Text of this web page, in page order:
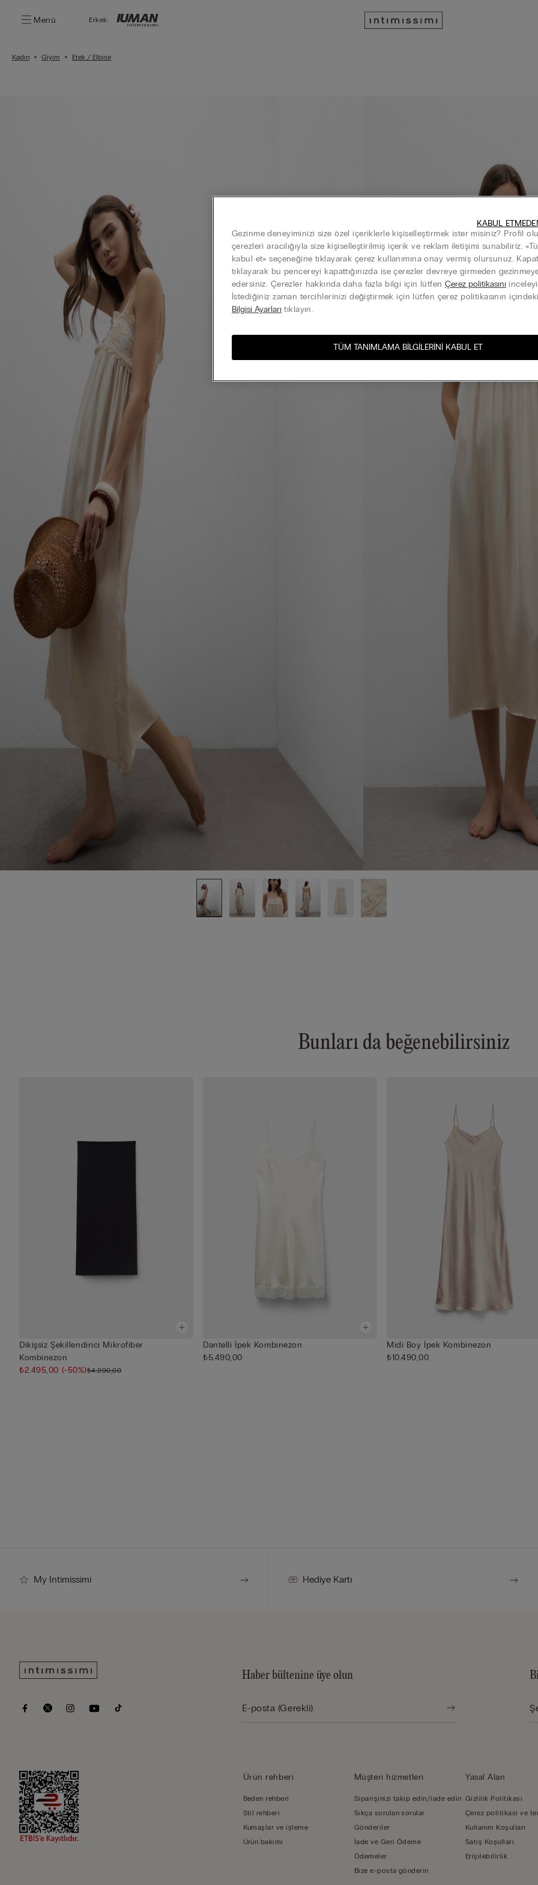
Menü Erkek:
Kadın Giyim Etek / Elbise
Bunları da beğenebilirsiniz
Dikişsiz Şekillendirici Mikrofiber
Kombinezon
₺2.495,00 (-50%)₺4.990,00
Dantelli İpek Kombinezon
₺5.490,00
Midi Boy İpek Kombinezon
₺10.490,00
My Intimissimi Hediye Kartı
Haber bültenine üye olun
Ürün rehberi̇
Beden rehberi
Stil rehberi
Kumaşlar ve işleme
Ürün bakımı
Müşteri̇ hi̇zmetleri̇
Siparişinizi takip edin/iade edin
Sıkça sorulan sorular
Gönderiler
İade ve Geri Ödeme
Ödemeler
Bize e-posta gönderin
Yasal Alan
Gizlilik Politikası
Çerez politikasi ve
Kullanım Koşulları
Satış Koşulları
Erişilebilirlik
Gezinme deneyiminizi size özel içeriklerle kişiselleştirmek ister misiniz? Profil
çerezleri aracılığıyla size kişiselleştirilmiş içerik ve reklam iletişimi sunabiliriz.
kabul et» seçeneğine tıklayarak çerez kullanımına onay vermiş olursunuz.
tıklayarak bu pencereyi kapattığınızda ise çerezler devreye girmeden
edersiniz. Çerezler hakkında daha fazla bilgi için lütfen Çerez politikasını
İstediğiniz zaman tercihlerinizi değiştirmek için lütfen çerez politikasının içindeki
Bilgisi Ayarları tıklayın.
TÜM TANIMLAMA BILGILERINI KABUL ET
KABUL